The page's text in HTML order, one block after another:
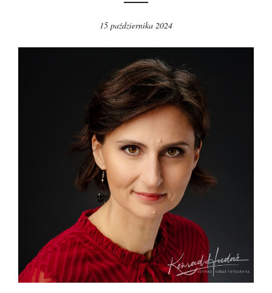
15 października 2024